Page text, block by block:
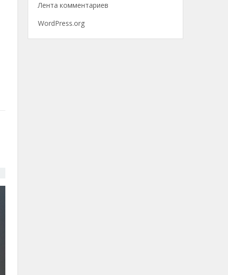
Лента комментариев
WordPress.org